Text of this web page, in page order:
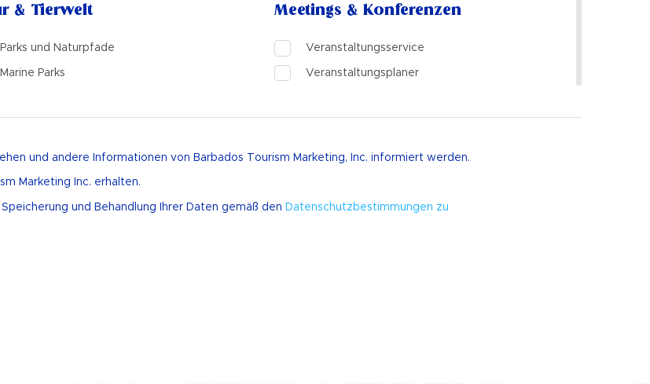
& Tierwelt
Parks und Naturpfade
Marine Parks
Meetings & Konferenzen
Veranstaltungsservice
Veranstaltungsplaner
von Rum
Rum Touren Arcade-Spiele
und andere Informationen von Barbados Tourism Marketing, Inc. informiert werden.
Marketing Inc. erhalten.
und Behandlung Ihrer Daten gemäß den Datenschutzbestimmungen zu